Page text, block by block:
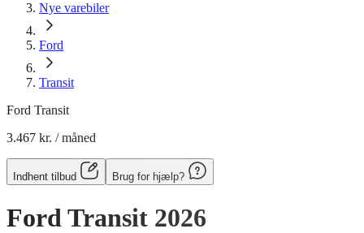
Nye varebiler
Ford
Transit
Ford Transit
3.467 kr. / måned
Indhent tilbud Brug for hjælp?
Ford Transit 2026